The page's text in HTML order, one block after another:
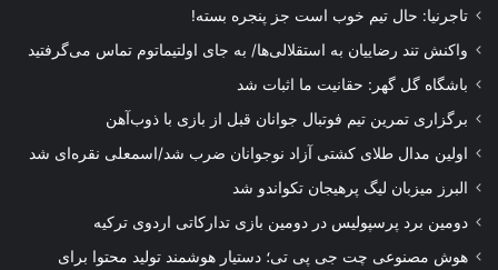
تاجرنیا: حال تیم خوب است جز پنجره بسته!
واکنش تند رضاییان به استقلالی‌ها/ به جای اولتیماتوم تماس می‌گرفتید
باشگاه گل گهر: حقانیت ما اثبات شد
برگزاری تمرین تیم فوتبال جوانان قبل از بازی با ذوب‌آهن
اولین مدال طلای کشتی آزاد نوجوانان ضرب شد/اسمعلی نقره‌ای شد
البرز میزبان لیگ پرهیجان تکواندو شد
دومین برد پرسپولیس در دومین بازی تدارکاتی اردوی ترکیه
هوش مصنوعی چت جی پی تی؛ دستیار هوشمند تولید محتوا برای